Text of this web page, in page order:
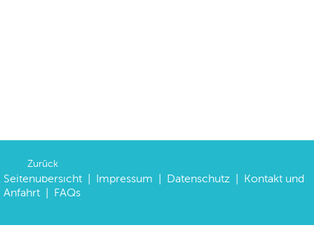
Zurück
Seitenübersicht Impressum Datenschutz
Kontakt und
Anfahrt
FAQs